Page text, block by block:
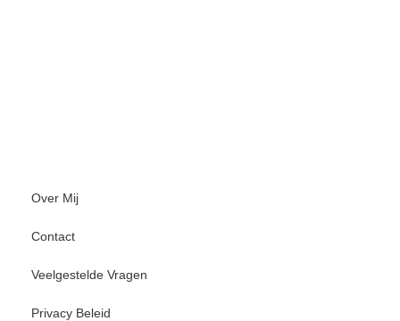
Over Mij
Contact
Veelgestelde Vragen
Privacy Beleid